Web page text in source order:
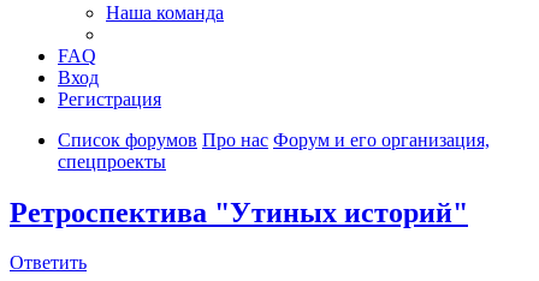
Наша команда
FAQ
Вход
Регистрация
Список форумов Про нас Форум и его организация,
спецпроекты
Ретроспектива "Утиных историй"
Ответить